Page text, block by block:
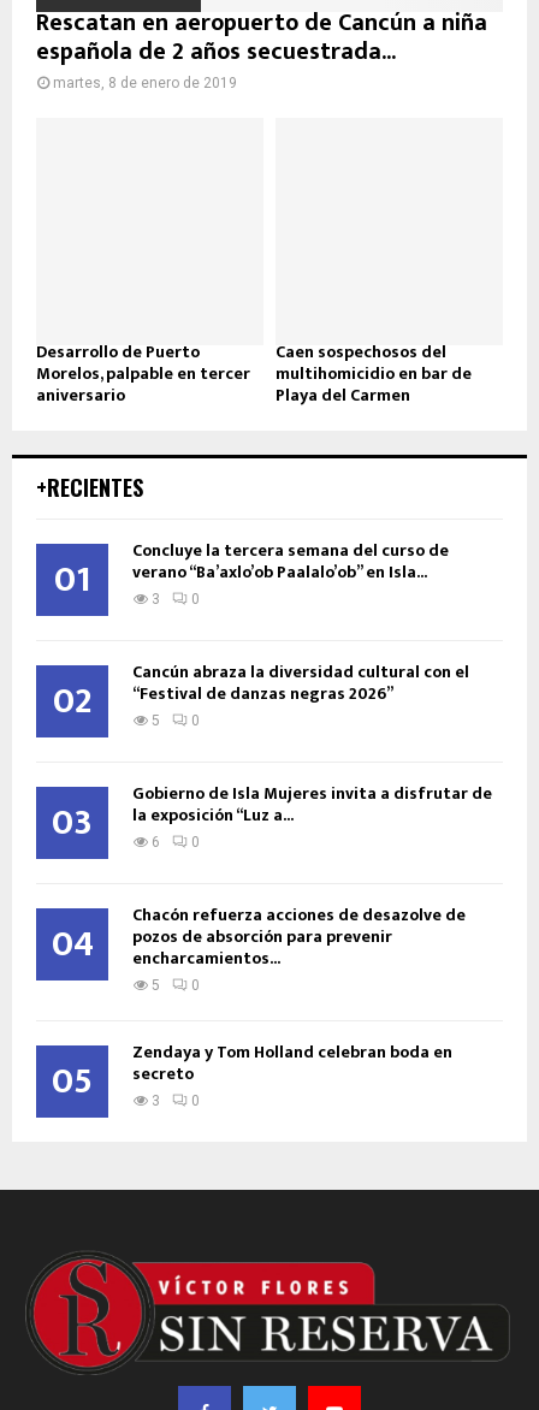
Rescatan en aeropuerto de Cancún a niña
española de 2 años secuestrada...
martes, 8 de enero de 2019
Desarrollo de Puerto
Morelos, palpable en tercer
aniversario
Caen sospechosos del
multihomicidio en bar de
Playa del Carmen
+RECIENTES
01 Concluye la tercera semana del curso de
verano “Ba’axlo’ob Paalalo’ob” en Isla...
3 0
02 Cancún abraza la diversidad cultural con el
“Festival de danzas negras 2026”
5 0
03 Gobierno de Isla Mujeres invita a disfrutar de
la exposición “Luz a...
6 0
04 Chacón refuerza acciones de desazolve de
pozos de absorción para prevenir
encharcamientos...
5 0
05 Zendaya y Tom Holland celebran boda en
secreto
3 0